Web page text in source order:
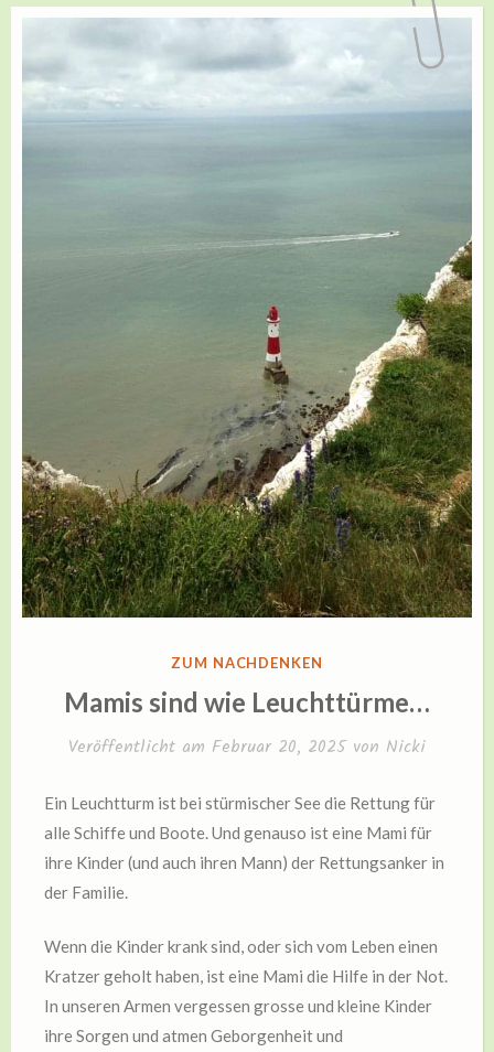
VERÖFFENTLICHT
ZUM NACHDENKEN
Mamis sind wie Leuchttürme…
Veröffentlicht am Februar 20, 2025von Nicki
Ein Leuchtturm ist bei stürmischer See die Rettung für
alle Schiffe und Boote. Und genauso ist eine Mami für
ihre Kinder (und auch ihren Mann) der Rettungsanker in
der Familie.
Wenn die Kinder krank sind, oder sich vom Leben einen
Kratzer geholt haben, ist eine Mami die Hilfe in der Not.
In unseren Armen vergessen grosse und kleine Kinder
ihre Sorgen und atmen Geborgenheit und